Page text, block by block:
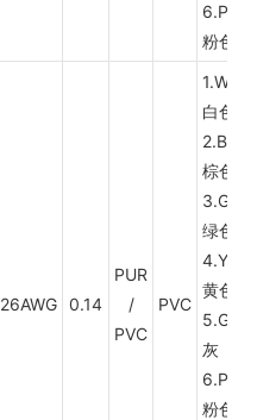
6.PK
粉色
26AWG 0.14
PUR
/
PVC
PVC
1.WH
白色
2.BN
棕色
3.GN
绿色
4.YL
黄色
5.GY
灰
6.PK
粉色